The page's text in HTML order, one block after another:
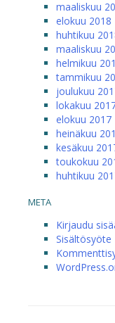
maaliskuu
elokuu 2018
huhtikuu
maaliskuu
helmikuu
tammikuu
joulukuu
lokakuu
elokuu 2017
heinäkuu
kesäkuu
toukokuu
huhtikuu
META
Kirjaudu
Sisältösyöte